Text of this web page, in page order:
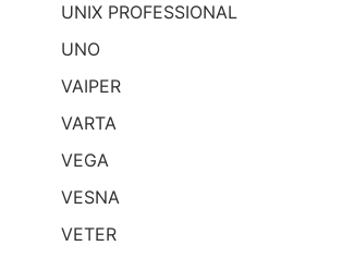
UNIX PROFESSIONAL
UNO
VAIPER
VARTA
VEGA
VESNA
VETER